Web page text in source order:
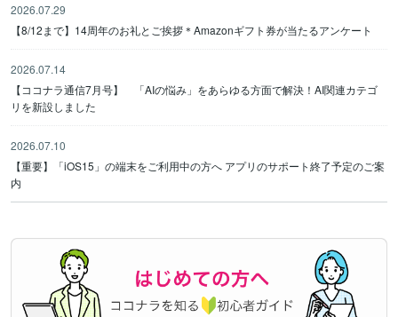
2026.07.29
【8/12まで】14周年のお礼とご挨拶＊Amazonギフト券が当たるアンケート
2026.07.14
【ココナラ通信7月号】 「AIの悩み」をあらゆる方面で解決！AI関連カテゴ
リを新設しました
2026.07.10
【重要】「iOS15」の端末をご利用中の方へ アプリのサポート終了予定のご案
内